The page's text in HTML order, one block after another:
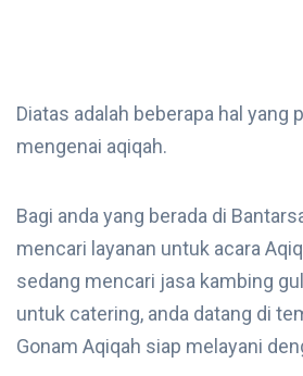
Diatas adalah beberapa hal yang
mengenai aqiqah.
Bagi anda yang berada di
mencari layanan untuk acara
sedang mencari jasa kambing
untuk catering, anda datang di
Gonam Aqiqah siap melayani